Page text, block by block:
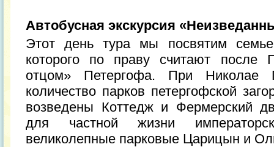
Автобусная экскурсия
Этот день тура мы посвятим
которого по праву считают после
отцом» Петергофа. При Николае
количество парков петергофской
возведены Коттедж и Фермерский
для частной жизни
великолепные парковые Царицын и